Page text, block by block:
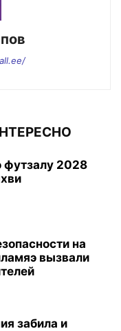
2028
на
вызвали
забила и